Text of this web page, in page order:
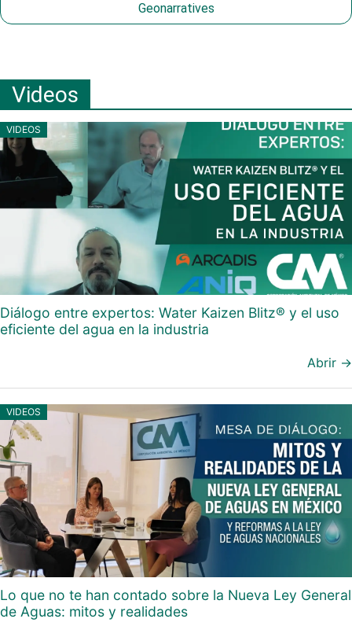
Geonarratives
Videos
VIDEOS
Diálogo entre expertos: Water Kaizen Blitz® y el uso
eficiente del agua en la industria
Abrir →
VIDEOS
Lo que no te han contado sobre la Nueva Ley General
de Aguas: mitos y realidades